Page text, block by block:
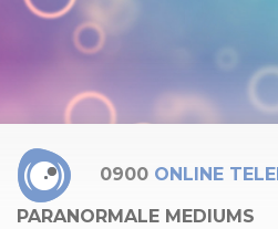
0900 ONLINE
PARANORMALE MEDIUMS